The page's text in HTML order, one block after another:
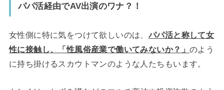
パパ活経由でAV出演のワナ？！
女性側に特に気をつけて欲しいのは、 パパ活と称して女
性に接触し、「性風俗産業で働いてみないか？」 のよう
に持ち掛けるスカウトマンのような人たちもいます。